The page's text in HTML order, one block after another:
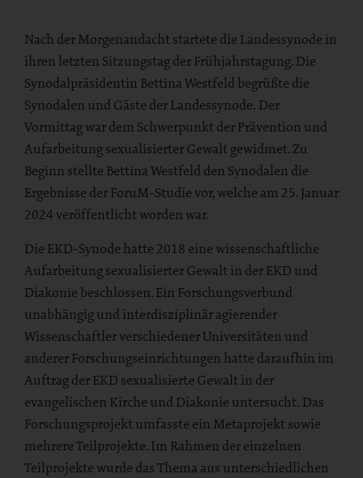
Nach der Morgenandacht startete die Landessynode in
ihren letzten Sitzungstag der Frühjahrstagung. Die
Synodalpräsidentin Bettina Westfeld begrüßte die
Synodalen und Gäste der Landessynode. Der
Vormittag war dem Schwerpunkt der Prävention und
Aufarbeitung sexualisierter Gewalt gewidmet. Zu
Beginn stellte Bettina Westfeld den Synodalen die
Ergebnisse der ForuM-Studie vor, welche am 25. Januar
2024 veröffentlicht worden war.
Die EKD-Synode hatte 2018 eine wissenschaftliche
Aufarbeitung sexualisierter Gewalt in der EKD und
Diakonie beschlossen. Ein Forschungsverbund
unabhängig und interdisziplinär agierender
Wissenschaftler verschiedener Universitäten und
anderer Forschungseinrichtungen hatte daraufhin im
Auftrag der EKD sexualisierte Gewalt in der
evangelischen Kirche und Diakonie untersucht. Das
Forschungsprojekt umfasste ein Metaprojekt sowie
mehrere Teilprojekte. Im Rahmen der einzelnen
Teilprojekte wurde das Thema aus unterschiedlichen